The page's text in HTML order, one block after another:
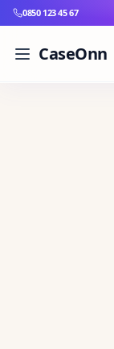
0850 123 45 67
CaseOnn